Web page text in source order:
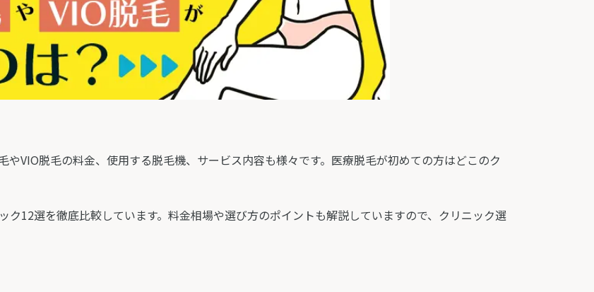
VIO脱毛の料金、使用する脱毛機、サービス内容も様々です。医療脱毛が初めての方はどこのク
ク12選を徹底比較しています。料金相場や選び方のポイントも解説していますので、クリニック選